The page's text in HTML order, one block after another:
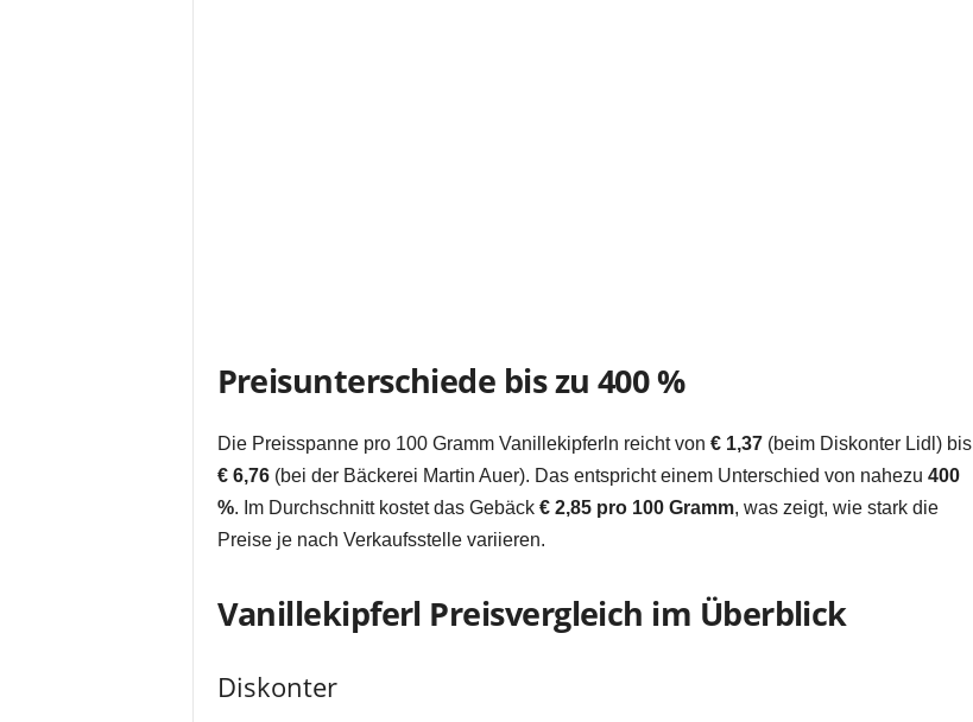
Preisunterschiede bis zu 400 %
Die Preisspanne pro 100 Gramm Vanillekipferln reicht von € 1,37(beim Diskonter Lidl) bis
€ 6,76(bei der Bäckerei Martin Auer). Das entspricht einem Unterschied von nahezu 400
%. Im Durchschnitt kostet das Gebäck € 2,85 pro 100 Gramm, was zeigt, wie stark die
Preise je nach Verkaufsstelle variieren.
Vanillekipferl Preisvergleich im Überblick
Diskonter